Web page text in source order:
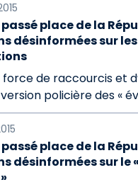
place de la
désinformées sur
de raccourcis et
policière des «
place de la
désinformées sur le